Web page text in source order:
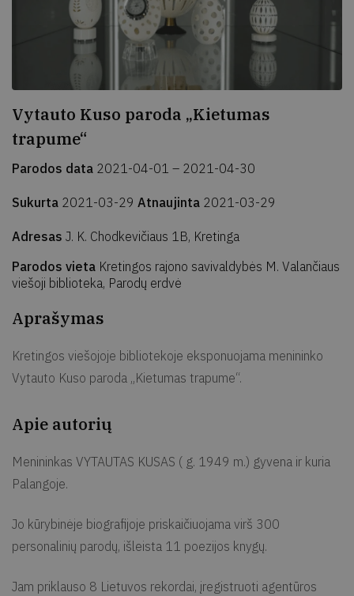
Vytauto Kuso paroda „Kietumas
trapume“
Parodos data 2021-04-01 – 2021-04-30
Sukurta 2021-03-29 Atnaujinta 2021-03-29
Adresas J. K. Chodkevičiaus 1B, Kretinga
Parodos vieta Kretingos rajono savivaldybės M. Valančiaus
viešoji biblioteka, Parodų erdvė
Aprašymas
Kretingos viešojoje bibliotekoje eksponuojama menininko
Vytauto Kuso paroda „Kietumas trapume“.
Apie autorių
Menininkas VYTAUTAS KUSAS ( g. 1949 m.) gyvena ir kuria
Palangoje.
Jo kūrybinėje biografijoje priskaičiuojama virš 300
personalinių parodų, išleista 11 poezijos knygų.
Jam priklauso 8 Lietuvos rekordai, įregistruoti agentūros